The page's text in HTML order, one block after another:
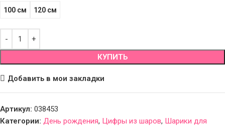
100 см 120 см
КУПИТЬ
Добавить в мои закладки
Артикул: 038453
Категории: День рождения, Цифры из шаров, Шарики для